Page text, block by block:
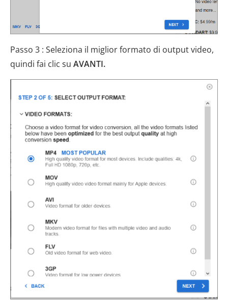
Passo 3 : Seleziona il miglior formato di output video,
quindi fai clic su AVANTI.